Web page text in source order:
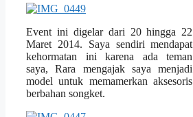
Event ini digelar dari 20 hingga 22
Maret 2014. Saya sendiri mendapat
kehormatan ini karena ada teman
saya, Rara mengajak saya menjadi
model untuk memamerkan aksesoris
berbahan songket.